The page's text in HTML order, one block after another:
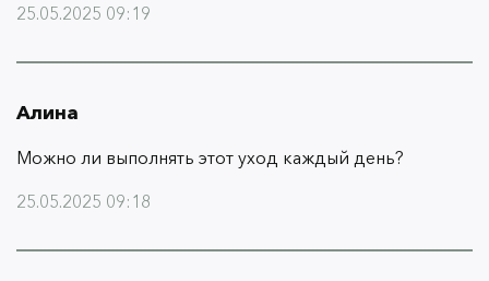
25.05.2025 09:19
Алина
Можно ли выполнять этот уход каждый день?
25.05.2025 09:18